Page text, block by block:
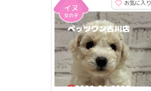
お気に入り